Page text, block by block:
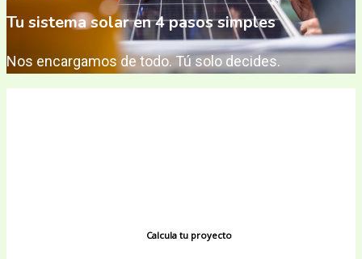
Tu sistema solar en 4 pasos simples
Nos encargamos de todo. Tú solo decides.
Calcula tu proyecto